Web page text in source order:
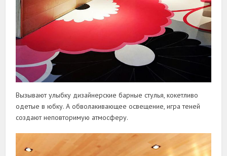
Вызывают улыбку дизайнерские барные стулья, кокетливо
одетые в юбку. А обволакивающее освещение, игра теней
создают неповторимую атмосферу.